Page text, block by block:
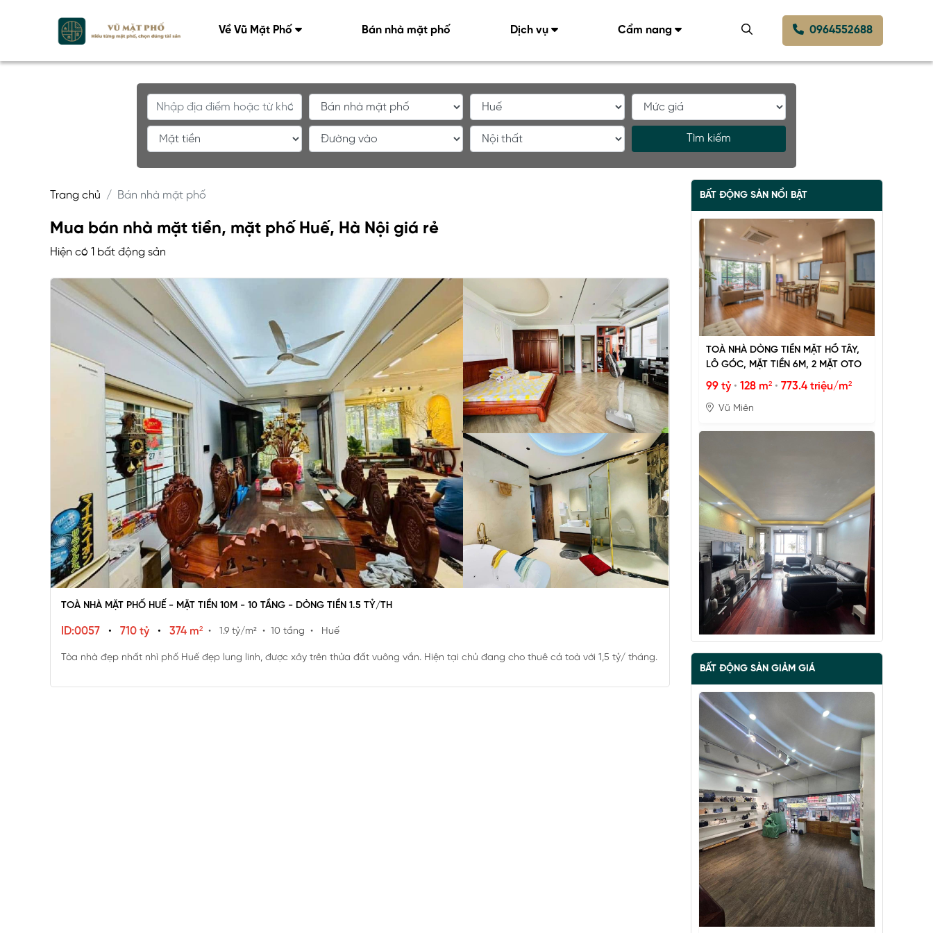
Về Vũ Mặt Phố Bán nhà mặt phố Dịch vụ Cẩm nang 0964552688
Tìm kiếm
Trang chủ Bán nhà mặt phố
Mua bán nhà mặt tiền, mặt phố Huế, Hà Nội giá rẻ
Hiện có 1 bất động sản
TOÀ NHÀ MẶT PHỐ HUẾ - MẶT TIỀN 10M - 10 TẦNG - DÒNG TIỀN 1.5 TỶ/TH
ID:0057 • 710 tỷ • 374 m² • 1.9 tỷ/m² • 10 tầng • Huế
Tòa nhà đẹp nhất nhì phố Huế đẹp lung linh, được xây trên thửa đất vuông vắn. Hiện tại chủ đang cho thuê cả toà với 1,5 tỷ/ tháng.
BẤT ĐỘNG SẢN NỔI BẬT
TOÀ NHÀ DÒNG TIỀN MẶT HỒ TÂY,
LÔ GÓC, MẶT TIỀN 6M, 2 MẶT OTO
99 tỷ• 128 m² • 773.4 triệu/m²
Vũ Miên
HỒ TÂY, 2 THOÁNG, NHÀ DÂN XÂY
67 tỷ• 57 m² 1.2 tỷ/m²
Vũ Miên
BẤT ĐỘNG SẢN GIẢM GIÁ